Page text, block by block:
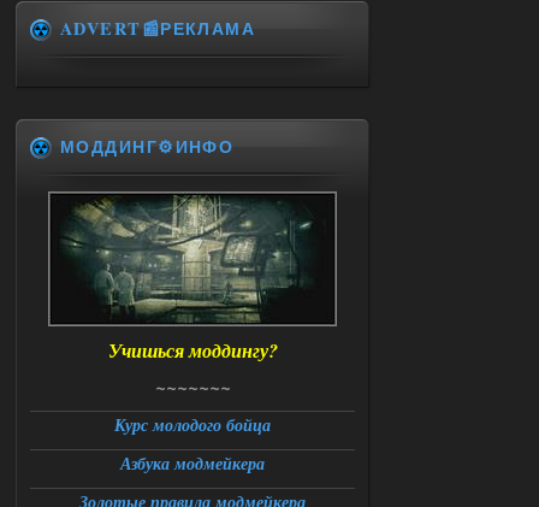
Ответить ➤
06.08.2026
Ответить ➤
06.08.2026
Universal Teleport v2.0
DEDULYA-1967
Доступно только для пользователей
Ответить ➤
Universal Teleport v2.0
ADVERT📰РЕКЛАМА
МОДДИНГ⚙️ИНФО
Учишься моддингу?
~~~~~~~
Курс молодого бойца
Азбука модмейкера
Золотые правила модмейкера